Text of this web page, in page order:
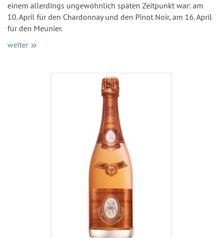
einem allerdings ungewöhnlich späten Zeitpunkt war: am
10. April für den Chardonnay und den Pinot Noir, am 16. April
für den Meunier.
weiter